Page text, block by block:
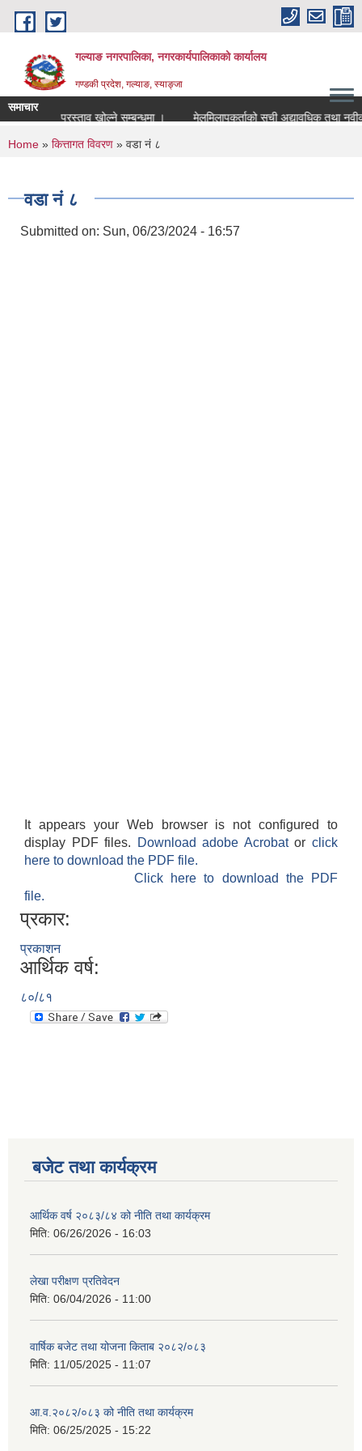
Skip to main content
गल्याङ नगरपालिका, नगरकार्यपालिकाको कार्यालय
गण्डकी प्रदेश, गल्याङ, स्याङ्जा
समाचार
आर्थिक प्रस्ताव खोल्ने सम्बन्धमा ।
You are here
Home » कित्तागत विवरण » वडा नं ८
वडा नं ८
Submitted on: Sun, 06/23/2024 - 16:57
It appears your Web browser is not configured to
display PDF files.
Download adobe Acrobatorclick
here to download the PDF file.
Click here to download the PDF
file.
प्रकार:
प्रकाशन
आर्थिक वर्ष:
८०/८१
बजेट तथा कार्यक्रम
आर्थिक वर्ष २०८३/८४ को नीति तथा कार्यक्रम
मिति: 06/26/2026 - 16:03
लेखा परीक्षण प्रतिवेदन
मिति: 06/04/2026 - 11:00
वार्षिक बजेट तथा योजना किताब २०८२/०८३
मिति: 11/05/2025 - 11:07
आ.व.२०८२/०८३ को नीति तथा कार्यक्रम
मिति: 06/25/2025 - 15:22